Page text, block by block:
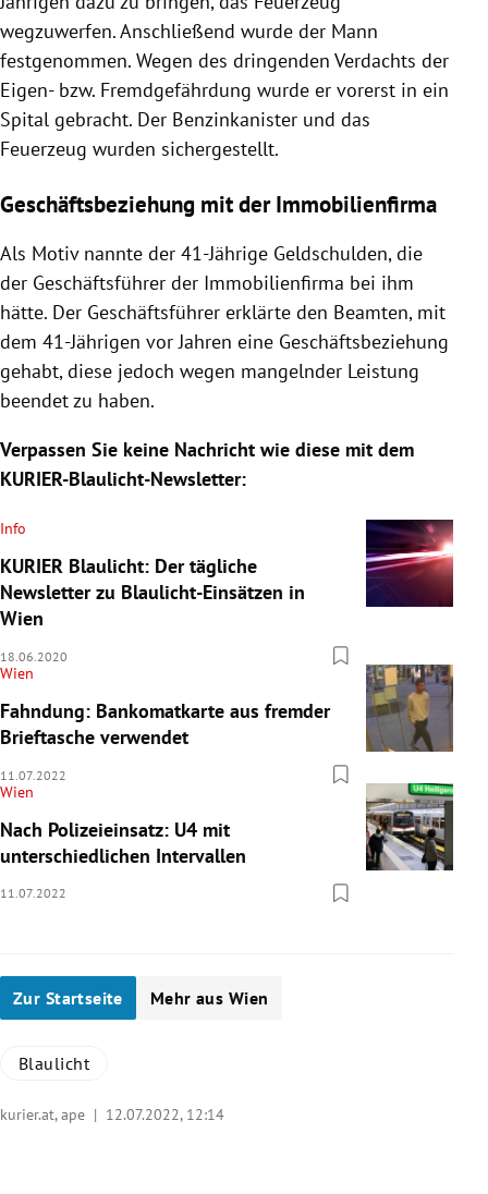
wegzuwerfen. Anschließend wurde der Mann
festgenommen. Wegen des dringenden Verdachts der
Eigen- bzw. Fremdgefährdung wurde er vorerst in ein
Spital gebracht. Der Benzinkanister und das
Feuerzeug wurden sichergestellt.
Geschäftsbeziehung mit der Immobilienfirma
Als Motiv nannte der 41-Jährige Geldschulden, die
der Geschäftsführer der Immobilienfirma bei ihm
hätte. Der Geschäftsführer erklärte den Beamten, mit
dem 41-Jährigen vor Jahren eine Geschäftsbeziehung
gehabt, diese jedoch wegen mangelnder Leistung
beendet zu haben.
Verpassen Sie keine Nachricht wie diese mit dem
KURIER-Blaulicht-Newsletter:
Info
KURIER Blaulicht: Der tägliche
Newsletter zu Blaulicht-Einsätzen in
Wien
18.06.2020
Wien
Fahndung: Bankomatkarte aus fremder
Brieftasche verwendet
11.07.2022
Wien
Nach Polizeieinsatz: U4 mit
unterschiedlichen Intervallen
11.07.2022
Zur Startseite Mehr aus Wien
Blaulicht
kurier.at, ape | 12.07.2022, 12:14